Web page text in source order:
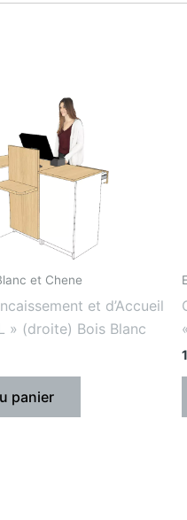
et Chene
et d’Accueil
» (droite) Bois Blanc
panier